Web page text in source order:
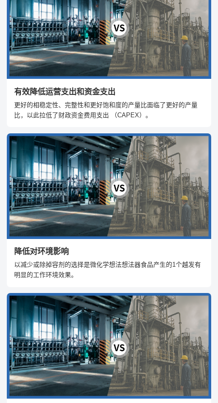
有效降低运营支出和资金支出
更好的相稳定性、完整性和更好饱和度的产量比面临了更好的产量
比，以此拉低了财政资金费用支出 （CAPEX）。
降低对环境影响
以减少或除掉容剂的选择是微化学想法想法器食品产生的1个越发有
明显的工作环境效果。